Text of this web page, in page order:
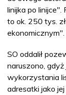
linijka po linijce".
to ok. 250 tys.
ekonomicznym".
SO oddalił
naruszono,
wykorzystania
adresatki jako